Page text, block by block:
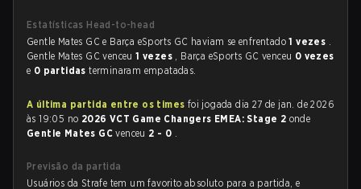
Estatísticas Head-to-head
Gentle Mates GC e Barça eSports GC haviam se enfrentado1 vezes .
Gentle Mates GC venceu1 vezes , Barça eSports GC venceu 0 vezes
e 0 partidasterminaram empatadas.
A última partida entre os times foi jogada dia 27 de jan. de 2026
às 19:05 no 2026 VCT Game Changers EMEA: Stage 2 onde
Gentle Mates GCvenceu 2 - 0 .
Previsão da partida
Usuários da Strafe tem um favorito absoluto para a partida, e